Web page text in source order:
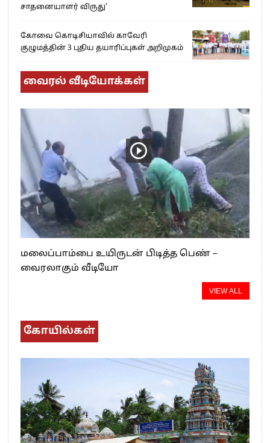
சாதனையாளர் விருது’
கோவை கொடிசியாவில் காவேரி
குழுமத்தின் 3 புதிய தயாரிப்புகள் அறிமுகம்
வைரல் வீடியோக்கள்
மலைப்பாம்பை உயிருடன் பிடித்த பெண் –
வைரலாகும் வீடியோ
VIEW ALL
கோயில்கள்